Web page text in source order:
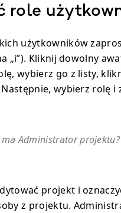
role
użytkowników
„i”). Kliknij dowolny
wybierz go z listy,
wybierz rolę i
Administrator projektu?
projekt i
z projektu.